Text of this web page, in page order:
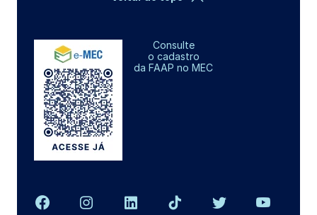
Consulte
o cadastro
da FAAP no MEC